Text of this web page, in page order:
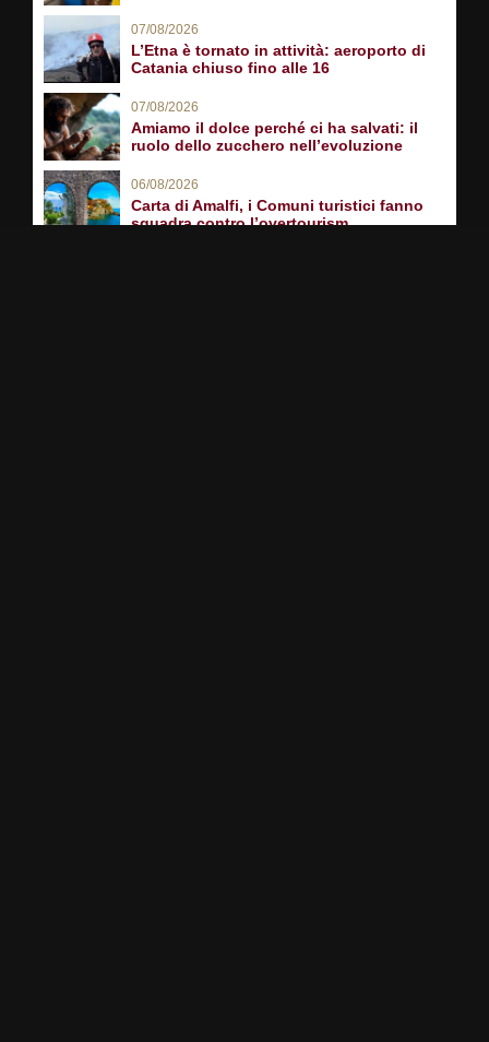
07/08/2026
L’Etna è tornato in attività: aeroporto di
Catania chiuso fino alle 16
07/08/2026
Amiamo il dolce perché ci ha salvati: il
ruolo dello zucchero nell’evoluzione
06/08/2026
Carta di Amalfi, i Comuni turistici fanno
squadra contro l’overtourism